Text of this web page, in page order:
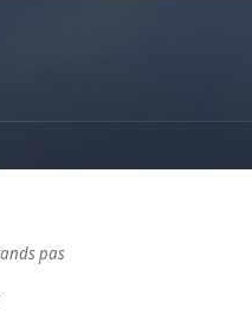
pas